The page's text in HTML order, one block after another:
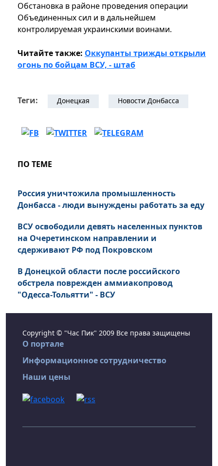
Обстановка в районе проведения операции
Объединенных сил и в дальнейшем
контролируемая украинскими воинами.
Читайте также: Оккупанты трижды открыли
огонь по бойцам ВСУ, - штаб
Теги: Донецкая Новости Донбасса
ПО ТЕМЕ
Россия уничтожила промышленность
Донбасса - люди вынуждены работать за еду
ВСУ освободили девять населенных пунктов
на Очеретинском направлении и
сдерживают РФ под Покровском
В Донецкой области после российского
обстрела поврежден аммиакопровод
"Одесса-Тольятти" - ВСУ
Copyright © "Час Пик" 2009 Все права защищены
О портале
Информационное сотрудничество
Наши цены